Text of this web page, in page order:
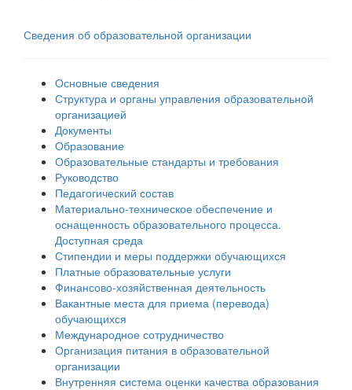
Сведения об образовательной организации
Основные сведения
Структура и органы управления образовательной
организацией
Документы
Образование
Образовательные стандарты и требования
Руководство
Педагогический состав
Материально-техническое обеспечение и
оснащенность образовательного процесса.
Доступная среда
Стипендии и меры поддержки обучающихся
Платные образовательные услуги
Финансово-хозяйственная деятельность
Вакантные места для приема (перевода)
обучающихся
Международное сотрудничество
Организация питания в образовательной
организации
Внутренняя система оценки качества образования